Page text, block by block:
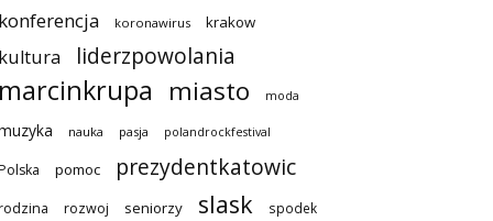
koronawirus krakow
liderzpowolania
miasto moda
nauka pasja polandrockfestival
pomoc prezydentkatowic
rozwoj seniorzy slask spodek